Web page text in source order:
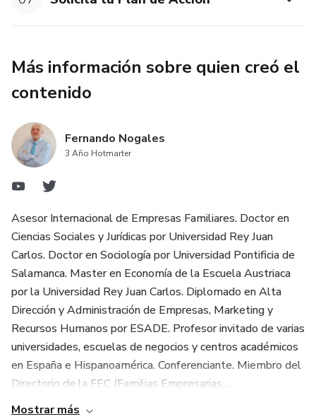
- 1 Hora de Diagnóstico Inicial
- 1 Hora al final para establecer un Plan de Acción
Individualizado.
Este producto se vende a través de Hotmart. La
plataforma no hace un control editorial previo de los
experiencia de quienes los producen. La existencia de un
producto y su adquisición a través de la plataforma no
puede ser considerada como garantía de calidad de
contenido y resultado, en ningún caso. Al adquirirlo, el
comprador declara conocer esta información. Puedes
acceder a los Términos y Políticas de Hotmart aquí, incluso
antes de completar la compra. (Link para el anexo en la
palabra AQUÍ: https://www.hotmart.com/legal/pt-BR)
Más información sobre quien creó el
contenido
Fernando Nogales
3 Año Hotmarter
Asesor Internacional de Empresas Familiares. Doctor en
Ciencias Sociales y Jurídicas por Universidad Rey Juan
Carlos. Doctor en Sociología por Universidad Pontificia de
Salamanca. Master en Economía de la Escuela Austriaca
por la Universidad Rey Juan Carlos. Diplomado en Alta
Dirección y Administración de Empresas, Marketing y
Recursos Humanos por ESADE. Profesor invitado de varias
universidades, escuelas de negocios y centros académicos
en España e Hispanoamérica. Conferenciante. Miembro del
Directorio de la FEC (Familias Empresarias...
Mostrar más